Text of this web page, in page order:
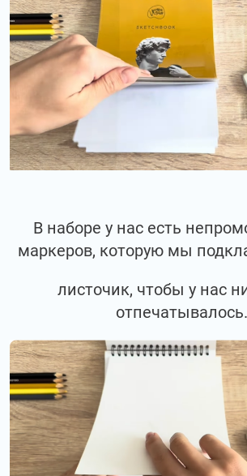
В наборе у нас есть
маркеров, которую мы
листочик, чтобы у нас
отпечатывалось.